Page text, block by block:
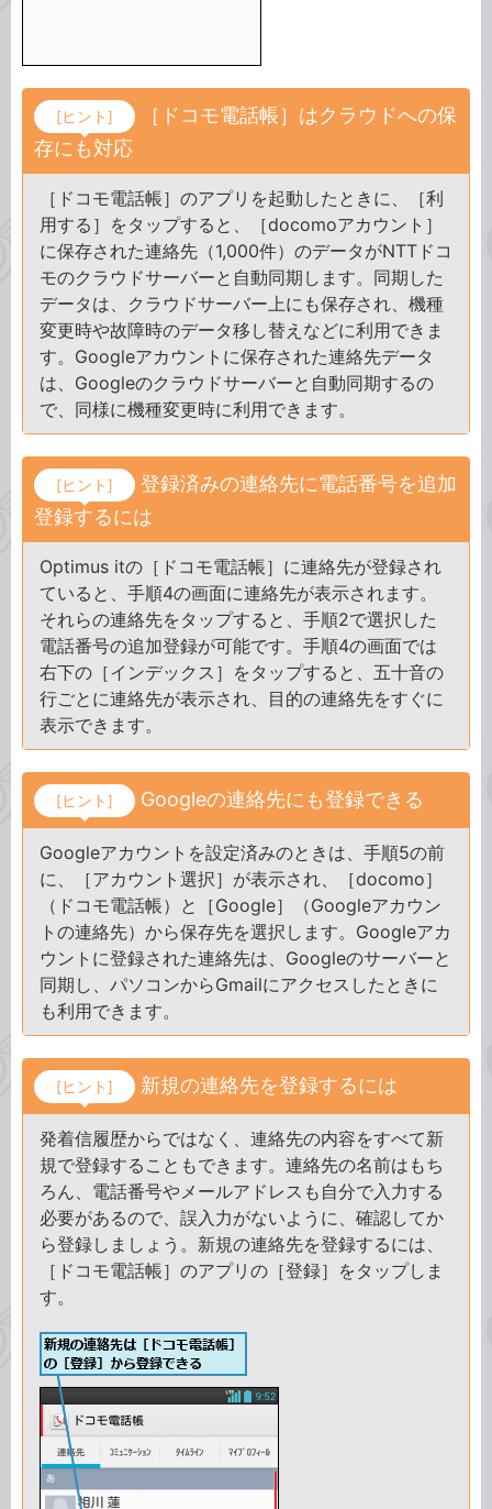
[ヒント]
［ドコモ電話帳］はクラウドへの保
存にも対応
［ドコモ電話帳］のアプリを起動したときに、［利
用する］をタップすると、［docomoアカウント］
に保存された連絡先（1,000件）のデータがNTTドコ
モのクラウドサーバーと自動同期します。同期した
データは、クラウドサーバー上にも保存され、機種
変更時や故障時のデータ移し替えなどに利用できま
す。Googleアカウントに保存された連絡先データ
は、Googleのクラウドサーバーと自動同期するの
で、同様に機種変更時に利用できます。
[ヒント]
登録済みの連絡先に電話番号を追加
登録するには
Optimus itの［ドコモ電話帳］に連絡先が登録され
ていると、手順4の画面に連絡先が表示されます。
それらの連絡先をタップすると、手順2で選択した
電話番号の追加登録が可能です。手順4の画面では
右下の［インデックス］をタップすると、五十音の
行ごとに連絡先が表示され、目的の連絡先をすぐに
表示できます。
[ヒント] Googleの連絡先にも登録できる
Googleアカウントを設定済みのときは、手順5の前
に、［アカウント選択］が表示され、［docomo］
（ドコモ電話帳）と［Google］（Googleアカウン
トの連絡先）から保存先を選択します。Googleアカ
ウントに登録された連絡先は、Googleのサーバーと
同期し、パソコンからGmailにアクセスしたときに
も利用できます。
[ヒント] 新規の連絡先を登録するには
発着信履歴からではなく、連絡先の内容をすべて新
規で登録することもできます。連絡先の名前はもち
ろん、電話番号やメールアドレスも自分で入力する
必要があるので、誤入力がないように、確認してか
ら登録しましょう。新規の連絡先を登録するには、
［ドコモ電話帳］のアプリの［登録］をタップしま
す。